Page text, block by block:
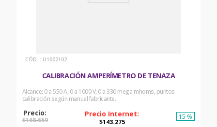
: U1002102
CALIBRACIÓN AMPERÍMETRO DE TENAZA
Alcance: 0 a 550 A, 0 a 1000 V, 0 a 330 mega mhoms, puntos
calibración según manual fabricante.
$168.559 $143.275
15 %